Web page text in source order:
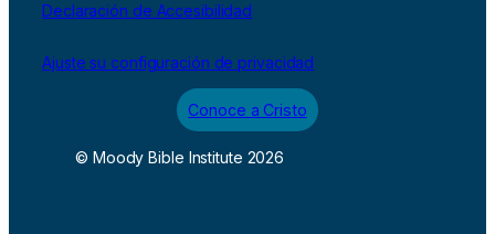
Declaración de Accesibilidad
Ajuste su configuración de privacidad
Conoce a Cristo
© Moody Bible Institute 2026